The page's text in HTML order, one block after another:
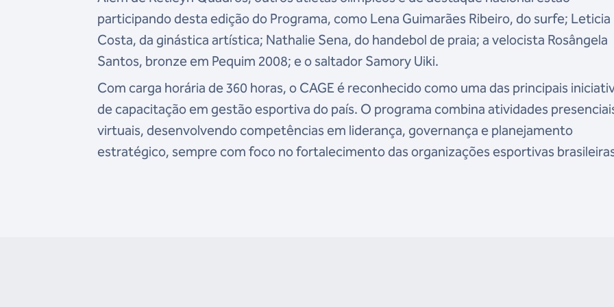
participando desta edição do Programa, como Lena Guimarães Ribeiro, do surfe; Leticia
Costa, da ginástica artística; Nathalie Sena, do handebol de praia; a velocista Rosângela
Santos, bronze em Pequim 2008; e o saltador Samory Uiki.
Com carga horária de 360 horas, o CAGE é reconhecido como uma das principais
de capacitação em gestão esportiva do país. O programa combina atividades
virtuais, desenvolvendo competências em liderança, governança e planejamento
estratégico, sempre com foco no fortalecimento das organizações esportivas